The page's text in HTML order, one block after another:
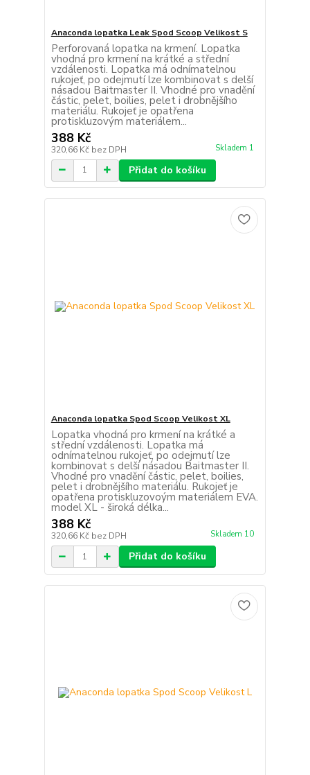
Anaconda lopatka Leak Spod Scoop Velikost S
Perforovaná lopatka na krmení. Lopatka
vhodná pro krmení na krátké a střední
vzdálenosti. Lopatka má odnímatelnou
rukojeť, po odejmutí lze kombinovat s delší
násadou Baitmaster II. Vhodné pro vnadění
částic, pelet, boilies, pelet i drobnějšího
materiálu. Rukojeť je opatřena
protiskluzovým materiálem...
388 Kč
320,66 Kč bez DPH Skladem 1
Přidat do košíku
Anaconda lopatka Spod Scoop Velikost XL
Lopatka vhodná pro krmení na krátké a
střední vzdálenosti. Lopatka má
odnímatelnou rukojeť, po odejmutí lze
kombinovat s delší násadou Baitmaster II.
Vhodné pro vnadění částic, pelet, boilies,
pelet i drobnějšího materiálu. Rukojeť je
opatřena protiskluzovoým materiálem EVA.
model XL - široká délka...
388 Kč
320,66 Kč bez DPH Skladem 10
Přidat do košíku